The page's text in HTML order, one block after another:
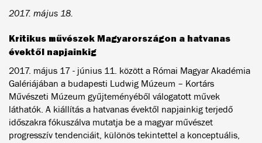
2017. május 18.
Kritikus művészek Magyarországon a hatvanas
évektől napjainkig
2017. május 17 - június 11. között a Római Magyar Akadémia
Galériájában a budapesti Ludwig Múzeum – Kortárs
Művészeti Múzeum gyűjteményéből válogatott művek
láthatók. A kiállítás a hatvanas évektől napjainkig terjedő
időszakra fókuszálva mutatja be a magyar művészet
progresszív tendenciáit, különös tekintettel a konceptuális,